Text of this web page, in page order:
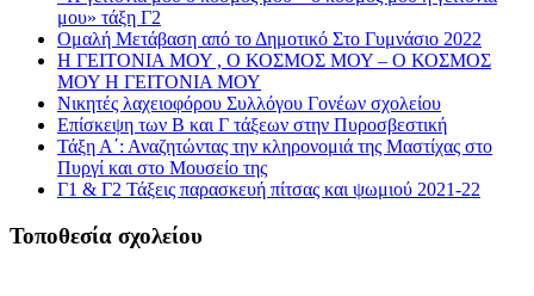
μου» τάξη Γ2
Ομαλή Μετάβαση από το Δημοτικό Στο Γυμνάσιο 2022
Η ΓΕΙΤΟΝΙΑ ΜΟΥ , Ο ΚΟΣΜΟΣ ΜΟΥ – Ο ΚΟΣΜΟΣ
ΜΟΥ Η ΓΕΙΤΟΝΙΑ ΜΟΥ
Νικητές λαχειοφόρου Συλλόγου Γονέων σχολείου
Επίσκεψη των Β και Γ τάξεων στην Πυροσβεστική
Τάξη Α΄: Αναζητώντας την κληρονομιά της Μαστίχας στο
Πυργί και στο Μουσείο της
Γ1 & Γ2 Τάξεις παρασκευή πίτσας και ψωμιού 2021-22
Τοποθεσία σχολείου